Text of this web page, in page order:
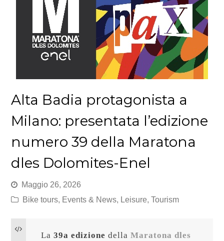
Alta Badia protagonista a
Milano: presentata l’edizione
numero 39 della Maratona
dles Dolomites-Enel
Maggio 26, 2026
Bike tours, Events & News, Leisure,Tourism
La 39a edizione della Maratona dles